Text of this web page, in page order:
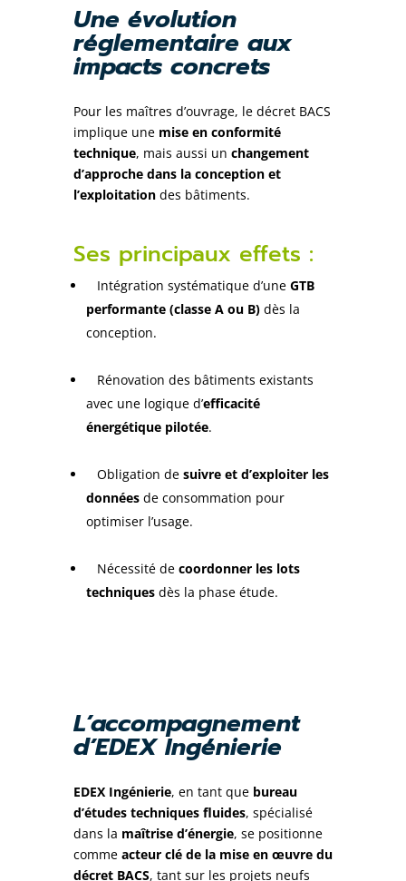
Une évolution
réglementaire aux
impacts concrets
Pour les maîtres d’ouvrage, le décret BACS
implique une mise en conformité
technique, mais aussi un changement
d’approche dans la conception et
l’exploitationdes bâtiments.
Ses principaux effets :
Intégration systématique d’une GTB
performante (classe A ou B)dès la
conception.
Rénovation des bâtiments existants
avec une logique d’efficacité
énergétique pilotée.
Obligation de suivre et d’exploiter les
donnéesde consommation pour
optimiser l’usage.
Nécessité de coordonner les lots
techniquesdès la phase étude.
L’accompagnement
d’EDEX Ingénierie
EDEX Ingénierie, en tant que bureau
d’études techniques fluides, spécialisé
dans la maîtrise d’énergie, se positionne
comme acteur clé de la mise en œuvre du
décret BACS, tant sur les projets neufs